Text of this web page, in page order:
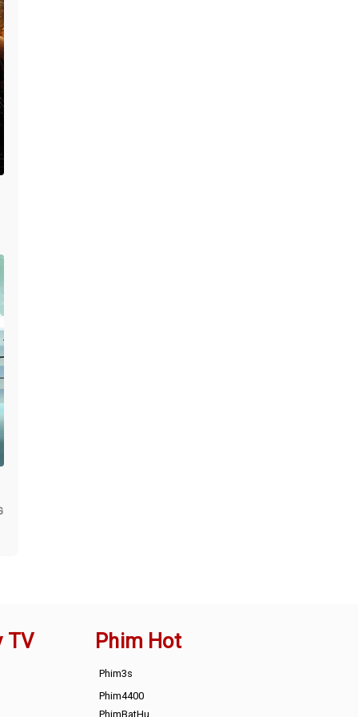
TV Phim Hot
Phim3s
Phim4400
PhimBatHu